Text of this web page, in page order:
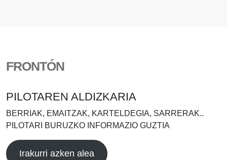
FRONTÓN
PILOTAREN ALDIZKARIA
BERRIAK, EMAITZAK, KARTELDEGIA, SARRERAK..
PILOTARI BURUZKO INFORMAZIO GUZTIA
Irakurri azken alea